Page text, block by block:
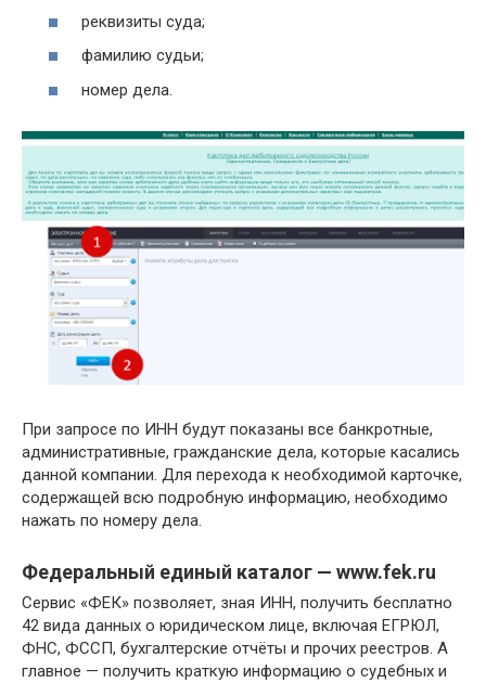
реквизиты суда;
фамилию судьи;
номер дела.
При запросе по ИНН будут показаны все банкротные,
административные, гражданские дела, которые касались
данной компании. Для перехода к необходимой карточке,
содержащей всю подробную информацию, необходимо
нажать по номеру дела.
Федеральный единый каталог — www.fek.ru
Сервис «ФЕК» позволяет, зная ИНН, получить бесплатно
42 вида данных о юридическом лице, включая ЕГРЮЛ,
ФНС, ФССП, бухгалтерские отчёты и прочих реестров. А
главное — получить краткую информацию о судебных и